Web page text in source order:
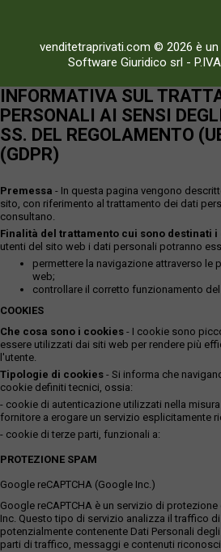
venditetraprivati.com © 2026 è
Software Giuridico srl -
INFORMATIVA SUL
PERSONALI AI SENSI
SS. DEL REGOLAMENTO
(GDPR)
Premessa - In questa pagina vengono
sito, con riferimento al trattamento dei dati
consultano.
Finalità del trattamento cui sono destinati
utenti del sito web i dati personali potranno
permettere la navigazione attraverso le
web;
controllare il corretto funzionamento
COOKIES
Che cosa sono i cookies - I cookie sono
essere utilizzati dai siti web per rendere più
l'utente.
Tipologie di cookies - Si informa che
cookie definiti tecnici, ossia:
- cookie di autenticazione utilizzati nella
fornitore a erogare un servizio esplicitamente
- cookie di terze parti, funzionali a:
PROTEZIONE SPAM
Google reCAPTCHA (Google Inc.)
Google reCAPTCHA è un servizio di
Inc. Questo tipo di servizio analizza il traffico
potenzialmente contenente Dati Personali
parti di traffico, messaggi e contenuti